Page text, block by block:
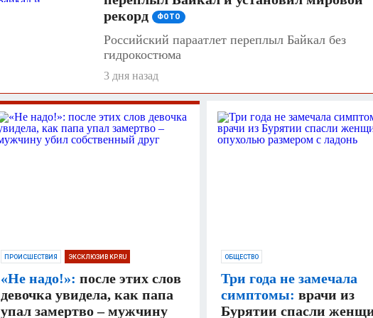
рекорд
ФОТО
Российский параатлет переплыл Байкал без
гидрокостюма
3 дня назад
ПРОИСШЕСТВИЯ ЭКСКЛЮЗИВ KP.RU
«Не надо!»: после этих слов
девочка увидела, как папа
упал замертво – мужчину
ОБЩЕСТВО
Три года не замечала
симптомы: врачи из
Бурятии спасли